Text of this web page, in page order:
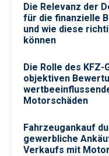
Die Relevanz der
für die finanzielle
und wie diese
können
Die Rolle des
objektiven
Motorschäden
Fahrzeugankauf
gewerbliche
Verkaufs mit